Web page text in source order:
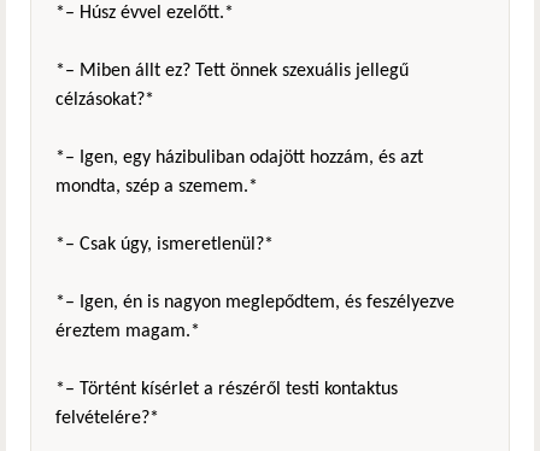
*– Húsz évvel ezelőtt.*
*– Miben állt ez? Tett önnek szexuális jellegű
célzásokat?*
*– Igen, egy házibuliban odajött hozzám, és azt
mondta, szép a szemem.*
*– Csak úgy, ismeretlenül?*
*– Igen, én is nagyon meglepődtem, és feszélyezve
éreztem magam.*
*– Történt kísérlet a részéről testi kontaktus
felvételére?*